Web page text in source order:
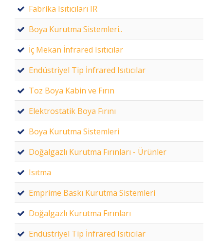
Fabrika Isıtıcıları IR
Boya Kurutma Sistemleri..
İç Mekan İnfrared Isıtıcılar
Endüstriyel Tip İnfrared Isıtıcılar
Toz Boya Kabin ve Fırın
Elektrostatik Boya Fırını
Boya Kurutma Sistemleri
Doğalgazlı Kurutma Fırınları - Ürünler
Isıtma
Emprime Baskı Kurutma Sistemleri
Doğalgazlı Kurutma Fırınları
Endüstriyel Tip İnfrared Isıtıcılar